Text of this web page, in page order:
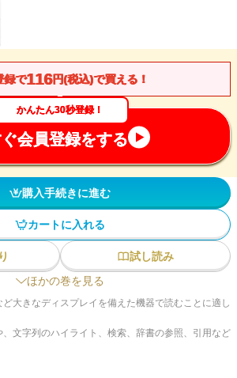
録で116円(税込)で買える！
かんたん30秒登録！
会員登録をする
購入手続きに進む
カートに入れる
試し読み
ほかの巻を見る
大きなディスプレイを備えた機器で読むことに適し
文字列のハイライト、検索、辞書の参照、引用など